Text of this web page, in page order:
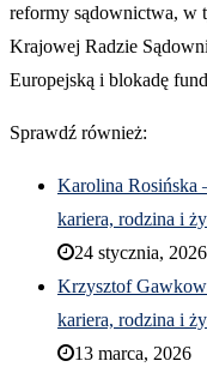
reformy sądownictwa, w
Krajowej Radzie
Europejską i blokadę
Sprawdź również:
Karolina Rosińska
kariera, rodzina i
24 stycznia, 2026
Krzysztof
kariera, rodzina i
13 marca, 2026